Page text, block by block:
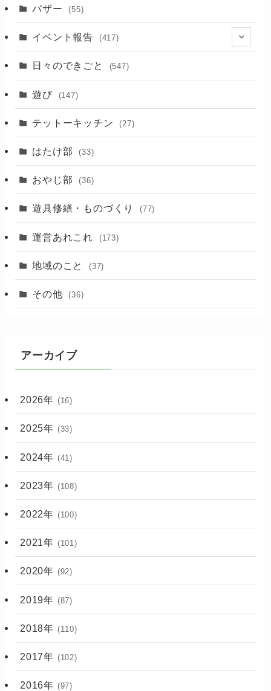
バザー (55)
イベント報告 (417)
(2)
(3)
日々のできごと (547)
遊び (147)
テットーキッチン (27)
はたけ部 (33)
おやじ部 (36)
遊具修繕・ものづくり (77)
運営あれこれ (173)
地域のこと (37)
その他 (36)
アーカイブ
2026年 (16)
2025年 (33)
2024年 (41)
2023年 (108)
2022年 (100)
2021年 (101)
2020年 (92)
2019年 (87)
2018年 (110)
2017年 (102)
2016年 (97)